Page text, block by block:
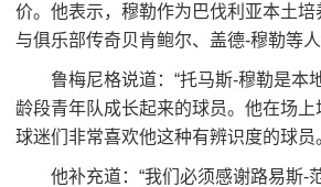
价。他表示，穆勒作为巴伐利亚本土培
与俱乐部传奇贝肯鲍尔、盖德-穆勒等人
鲁梅尼格说道：“托马斯-穆勒是本
龄段青年队成长起来的球员。他在场上
球迷们非常喜欢他这种有辨识度的球员
他补充道：“我们必须感谢路易斯-